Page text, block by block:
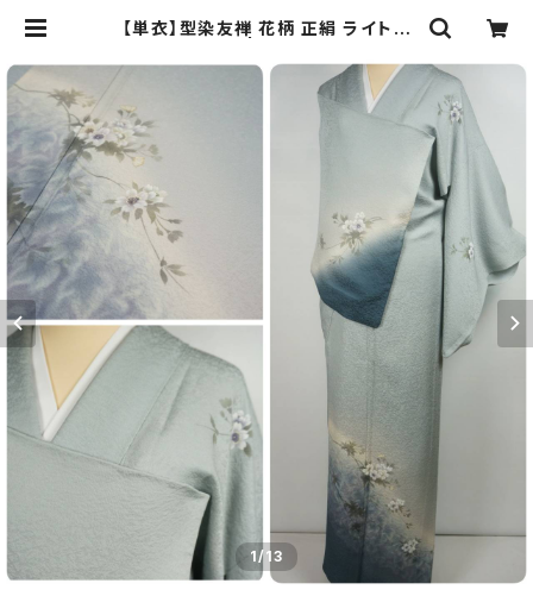
【単衣】型染友禅 花柄 正絹 ライトブ
nline store] キモノリワ 着物 帯
1/13